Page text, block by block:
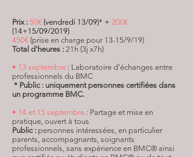
Prix : 50€ (vendredi 13/09)* + 200€
(14+15/09/2019)
450€ (prise en charge pour 13-15/9/19)
Total d'heures : 21h (3j x7h)
• 13 septembre : Laboratoire d’échanges entre
professionnels du BMC
* Public : uniquement personnes certifiées dans
un programme BMC.
• 14 et 15 septembre : Partage et mise en
pratique, ouvert à tous
Public : personnes intéressées, en particulier
parents, accompagnants, soignants
professionnels, sans expérience en BMC® ainsi